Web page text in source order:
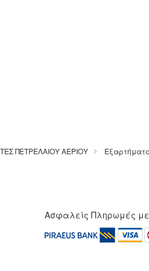
ΠΕΤΡΕΛΑΙΟΥ ΑΕΡΙΟΥ
Ασφαλείς Πληρωμές με